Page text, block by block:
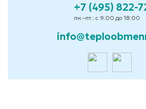
+7 (495) 822-
пн.–пт.: с 9:00 до 18:00